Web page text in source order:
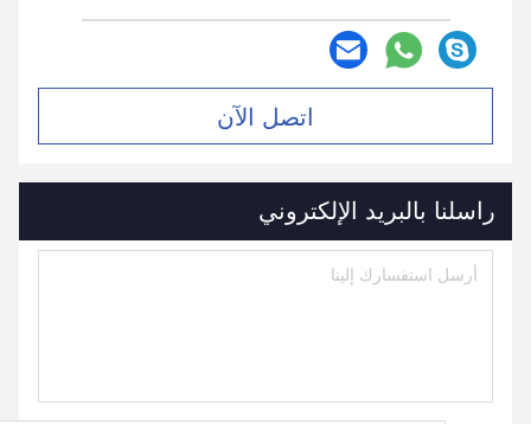
اتصل الآن
راسلنا بالبريد الإلكتروني